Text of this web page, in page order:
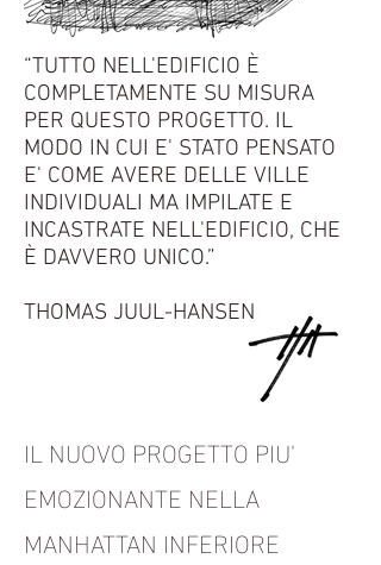
“TUTTO NELL'EDIFICIO È
COMPLETAMENTE SU MISURA
PER QUESTO PROGETTO. IL
MODO IN CUI E' STATO PENSATO
E' COME AVERE DELLE VILLE
INDIVIDUALI MA IMPILATE E
INCASTRATE NELL'EDIFICIO, CHE
È DAVVERO UNICO.”
THOMAS JUUL-HANSEN
IL NUOVO PROGETTO PIU'
EMOZIONANTE NELLA
MANHATTAN INFERIORE